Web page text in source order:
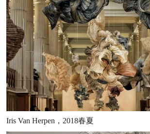
Iris Van Herpen，2018春夏